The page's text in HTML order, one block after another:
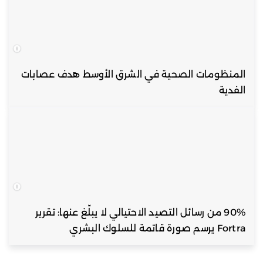
المنظومات الصحية في الشرق الأوسط هدف عصابات
الفدية
90% من رسائل التصيد الاحتيالي لا يبلّغ عنها: تقرير
Fortra يرسم صورة قاتمة للسلوك البشري